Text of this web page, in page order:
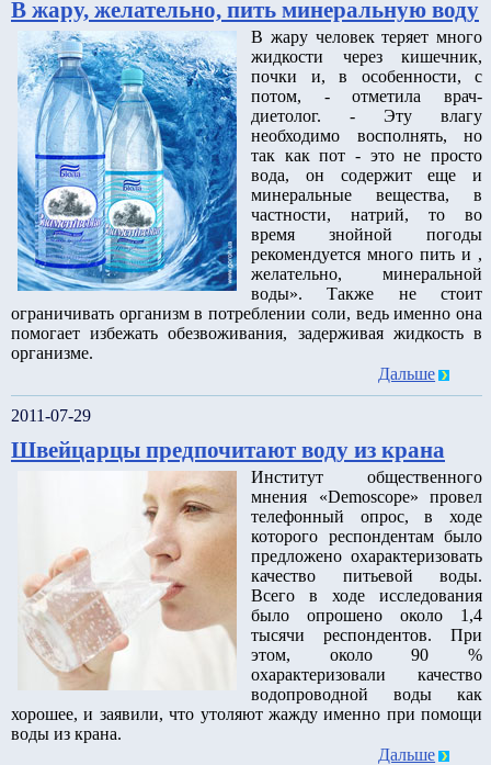
В жару, желательно, пить минеральную воду
В жару человек теряет много
жидкости через кишечник,
почки и, в особенности, с
потом, - отметила врач-
диетолог. - Эту влагу
необходимо восполнять, но
так как пот - это не просто
вода, он содержит еще и
минеральные вещества, в
частности, натрий, то во
время знойной погоды
рекомендуется много пить и ,
желательно, минеральной
воды». Также не стоит
ограничивать организм в потреблении соли, ведь именно она
помогает избежать обезвоживания, задерживая жидкость в
организме.
Дальше
2011-07-29
Швейцарцы предпочитают воду из крана
Институт общественного
мнения «Demoscope» провел
телефонный опрос, в ходе
которого респондентам было
предложено охарактеризовать
качество питьевой воды.
Всего в ходе исследования
было опрошено около 1,4
тысячи респондентов. При
этом, около 90 %
охарактеризовали качество
водопроводной воды как
хорошее, и заявили, что утоляют жажду именно при помощи
воды из крана.
Дальше